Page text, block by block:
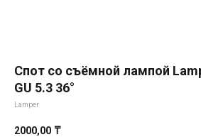
Спот со съёмной лампой
GU 5.3 36°
Lamper
2000,00 ₸